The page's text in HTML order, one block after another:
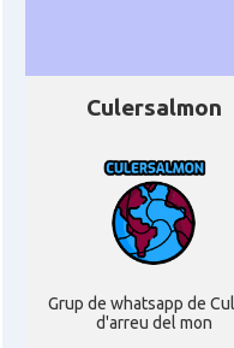
Culersalmon
Grup de whatsapp de
d'arreu del mon